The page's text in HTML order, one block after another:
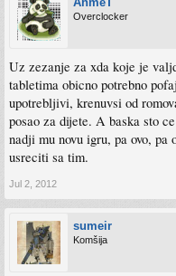
Overclocker
Uz zezanje za xda koje je
tabletima obicno potrebno
upotrebljivi, krenuvsi od
posao za dijete. A baska sto
nadji mu novu igru, pa ovo, pa
usreciti sa tim.
Jul 2, 2012
sumeir
Komšija